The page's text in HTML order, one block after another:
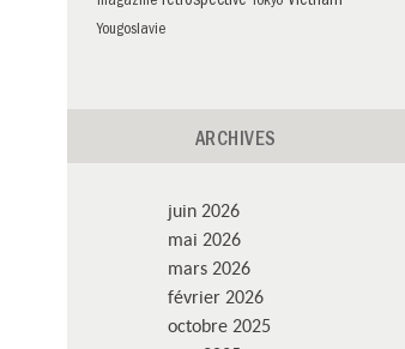
Yougoslavie
ARCHIVES
juin 2026
mai 2026
mars 2026
février 2026
octobre 2025